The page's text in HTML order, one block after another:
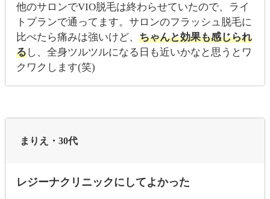
他のサロンでVIO脱毛は終わらせていたので、ライ
トプランで通ってます。サロンのフラッシュ脱毛に
比べたら痛みは強いけど、ちゃんと効果も感じられ
るし、全身ツルツルになる日も近いかなと思うとワ
クワクします(笑)
まりえ・30代
レジーナクリニックにしてよかった